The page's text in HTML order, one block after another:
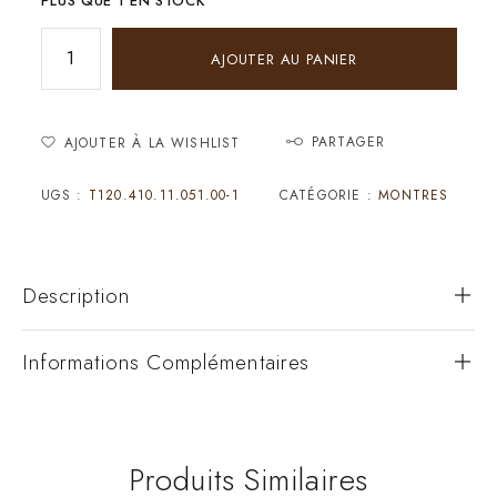
AJOUTER AU PANIER
AJOUTER À LA WISHLIST PARTAGER
UGS : T120.410.11.051.00-1 CATÉGORIE :MONTRES
Description
Informations Complémentaires
Produits Similaires